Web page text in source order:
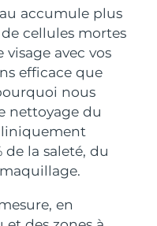
accumule plus
cellules mortes
avec vos
efficace que
nous
nettoyage du
la saleté, du
en
massage
on-the-go
& lips
device
light therapy
bucco-dentaire
toothbrush
ÂGE
LED
Livraison estimée 16/8/26
Livraison estimée
Livraison estimée
Livraison estimée 10/8/26
Livraison estimée14/8/26